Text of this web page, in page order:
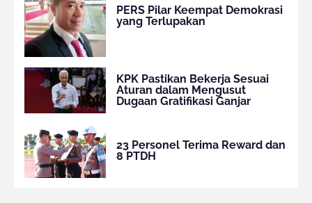
PERS Pilar Keempat Demokrasi
yang Terlupakan
KPK Pastikan Bekerja Sesuai
Aturan dalam Mengusut
Dugaan Gratifikasi Ganjar
23 Personel Terima Reward dan
8 PTDH